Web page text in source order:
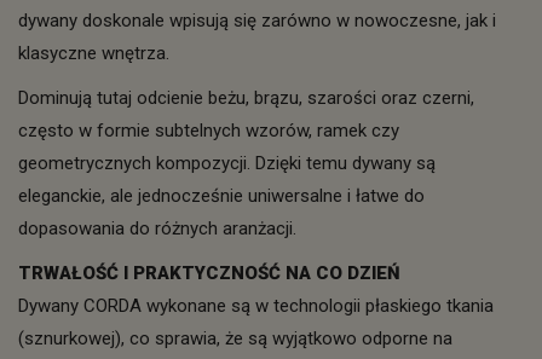
dywany doskonale wpisują się zarówno w nowoczesne, jak i
klasyczne wnętrza.
Dominują tutaj odcienie beżu, brązu, szarości oraz czerni,
często w formie subtelnych wzorów, ramek czy
geometrycznych kompozycji. Dzięki temu dywany są
eleganckie, ale jednocześnie uniwersalne i łatwe do
dopasowania do różnych aranżacji.
TRWAŁOŚĆ I PRAKTYCZNOŚĆ NA CO DZIEŃ
Dywany CORDA wykonane są w technologii płaskiego tkania
(sznurkowej), co sprawia, że są wyjątkowo odporne na